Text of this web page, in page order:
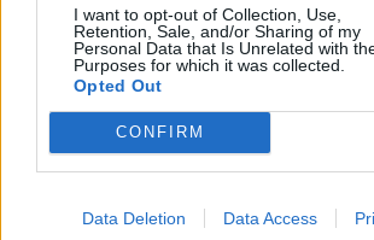
I want to opt-out of Collection, Use,
Retention, Sale, and/or Sharing of my
Personal Data that Is Unrelated with
Purposes for which it was collected.
Opted Out
CONFIRM
Data Deletion Data Access